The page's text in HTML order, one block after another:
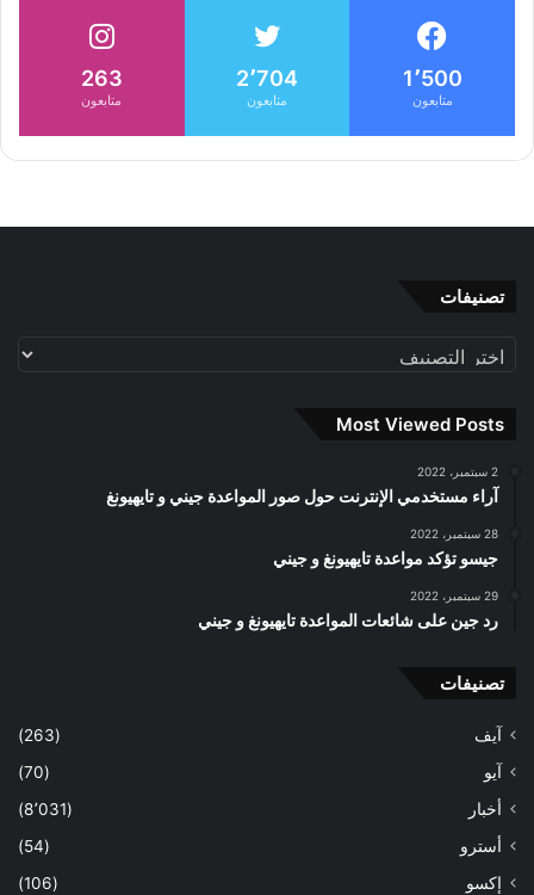
1٬500
متابعون
2٬704
متابعون
263
متابعون
تصنيفات
تصنيفات
Most Viewed Posts
2 سبتمبر، 2022
آراء مستخدمي الإنترنت حول صور المواعدة جيني و تايهيونغ
28 سبتمبر، 2022
جيسو تؤكد مواعدة تايهيونغ و جيني
29 سبتمبر، 2022
رد جين على شائعات المواعدة تايهيونغ و جيني
تصنيفات
آيف
(263)
آيو
(70)
أخبار
(8٬031)
أسترو
(54)
إكسو
(106)